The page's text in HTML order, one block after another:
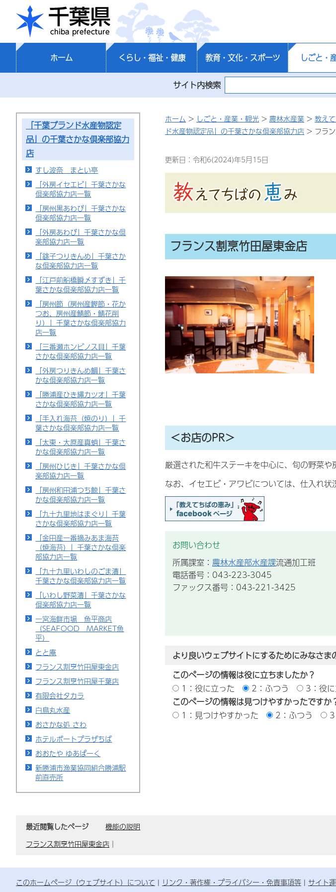
千葉県
ホーム くらし・福祉・健康 教育・文化・スポーツ しごと・
サイト内検索
「千葉ブランド水産物認定
品」の千葉さかな倶楽部協力
店
すし波奈 まとい亭
「外房イセエビ」千葉さかな
倶楽部協力店一覧
「房州黒あわび」千葉さかな
倶楽部協力店一覧
「外房あわび」千葉さかな倶
楽部協力店一覧
「銚子つりきんめ」千葉さか
な倶楽部協力店一覧
「江戸前船橋瞬〆すずき」千
葉さかな倶楽部協力店一覧
「房州節（房州産鰹節・花か
つお、房州産鯖節・鯖花削
り）」千葉さかな倶楽部協力
店一覧
「三番瀬ホンビノス貝」千葉
さかな倶楽部協力店一覧
「外房つりきんめ鯛」千葉さ
かな倶楽部協力店一覧
「勝浦産ひき縄カツオ」千葉
さかな倶楽部協力店一覧
「手入れ海苔（焼のり）」千
葉さかな倶楽部協力店一覧
「太東・大原産真蛸」千葉さ
かな倶楽部協力店一覧
「房州ひじき」千葉さかな倶
楽部協力店一覧
「房州和田浦つち鯨」千葉さ
かな倶楽部協力店一覧
「九十九里地はまぐり」千葉
さかな倶楽部協力店一覧
「金田産一番摘みあま海苔
（焼海苔）」千葉さかな倶楽
部協力店一覧
「九十九里いわしのごま漬」
千葉さかな倶楽部協力店一覧
「いわし野菜漬」千葉さかな
倶楽部協力店一覧
一宮海鮮市場 魚平商店
（SEAFOOD MARKET魚
平）
とと庵
フランス割烹竹田屋東金店
フランス割烹竹田屋千葉店
有限会社タカラ
白鳥丸水産
おさかな処 さわ
ホテルポートプラザちば
おおたや ゆあぱーく
新勝浦市漁業協同組合勝浦駅
前直売所
ホーム > しごと・産業・観光 > 農林水産業 > 教え
ド水産物認定品」の千葉さかな倶楽部協力店 > フラ
更新日：令和6(2024)年5月15日
フランス割烹竹田屋東金店
＜お店のPR＞
厳選された和牛ステーキを中心に、旬の野菜
なお、イセエビ・アワビについては、仕入れ
お問い合わせ
所属課室： 農林水産部水産課流通加工班
電話番号：043-223-3045
ファックス番号：043-221-3425
より良いウェブサイトにするためにみなさ
このページの情報は役に立ちましたか？
1：役に立った
2：ふつう
3：役
このページの情報は見つけやすかったですか
1：見つけやすかった
2：ふつう
最近閲覧したページ
機能の説明
フランス割烹竹田屋東金店 ｜
このホームページ（ウェブサイト）について リンク・著作権・プライバシー・免責事項等 サイト